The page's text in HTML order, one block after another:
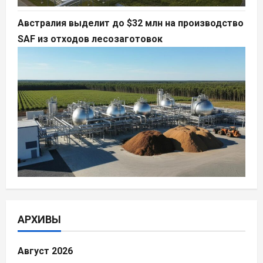
Австралия выделит до $32 млн на производство
SAF из отходов лесозаготовок
АРХИВЫ
Август 2026